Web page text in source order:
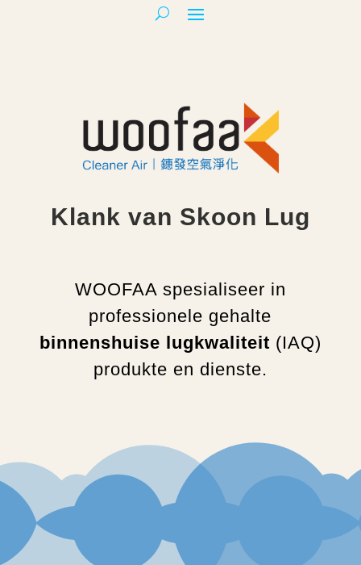
Klank van Skoon Lug
WOOFAA spesialiseer in
professionele gehalte
binnenshuise lugkwaliteit (IAQ)
produkte en dienste.